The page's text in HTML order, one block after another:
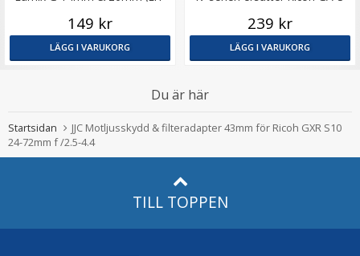
149 kr
LÄGG I VARUKORG
239 kr
LÄGG I VARUKORG
Du är här
Startsidan
JJC Motljusskydd & filteradapter 43mm för Ricoh GXR S10
24-72mm f /2.5-4.4
TILL TOPPEN